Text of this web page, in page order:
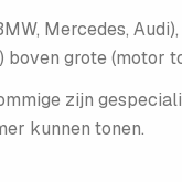
Mercedes,
grote (motor
zijn
kunnen tonen.